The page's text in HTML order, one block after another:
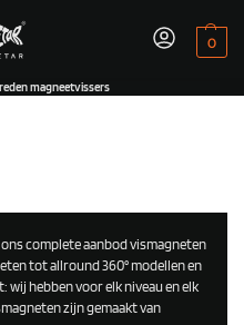
0
magneetvissers
complete aanbod vismagneten
tot allround 360° modellen en
hebben voor elk niveau en elk
zijn gemaakt van